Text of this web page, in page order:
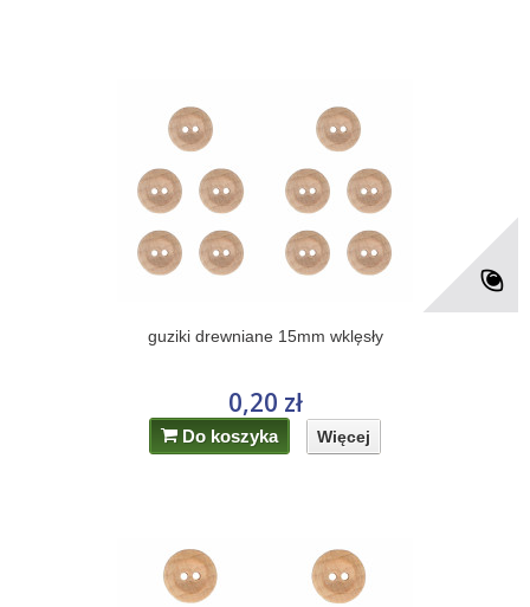
guziki drewniane 15mm wklęsły
0,20 zł
Do koszyka Więcej